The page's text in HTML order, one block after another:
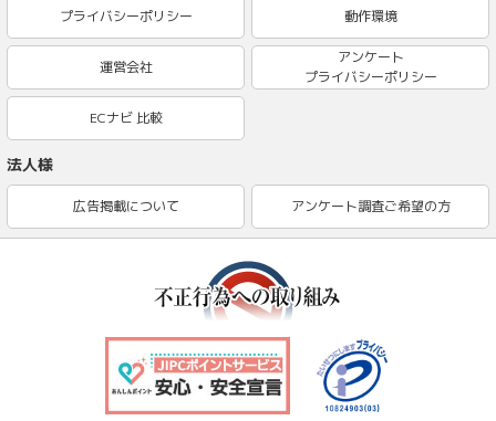
プライバシーポリシー 動作環境
運営会社
アンケート
プライバシーポリシー
ECナビ 比較
法人様
広告掲載について アンケート調査ご希望の方